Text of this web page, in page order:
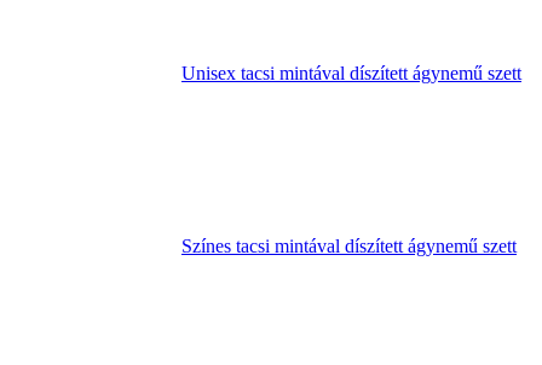
Unisex tacsi mintával díszített ágynemű szett
Színes tacsi mintával díszített ágynemű szett